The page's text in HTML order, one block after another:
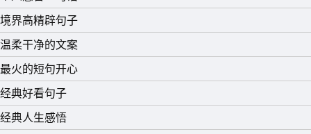
15、非让现在给你一巴掌，你才知道现实有多残忍。
境界高精辟句子
温柔干净的文案
最火的短句开心
经典好看句子
经典人生感悟